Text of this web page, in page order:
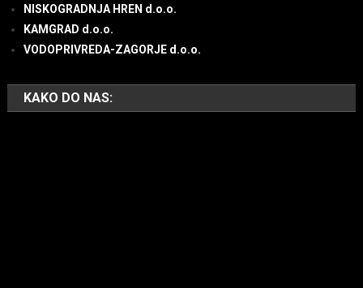
NISKOGRADNJA HREN d.o.o.
KAMGRAD d.o.o.
VODOPRIVREDA-ZAGORJE d.o.o.
KAKO DO NAS: